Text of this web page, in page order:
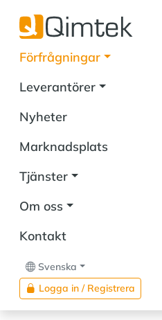
Förfrågningar
Leverantörer
Nyheter
Marknadsplats
Tjänster
Om oss
Kontakt
Svenska
Logga in / Registrera